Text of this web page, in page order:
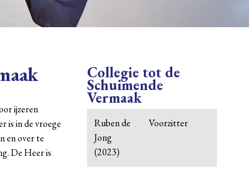
ijzeren
is in de vroege
en over te
De Heer is
Collegie tot de
Schuimende
Vermaak
Ruben de
Jong
(2023)
Voorzitter